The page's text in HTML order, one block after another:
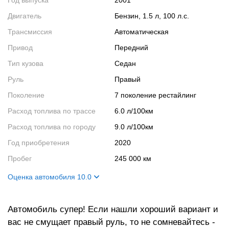
Двигатель
Бензин, 1.5 л, 100 л.с.
Трансмиссия
Автоматическая
Привод
Передний
Тип кузова
Седан
Руль
Правый
Поколение
7 поколение рестайлинг
Расход топлива по трассе
6.0 л/100км
Расход топлива по городу
9.0 л/100км
Год приобретения
2020
Пробег
245 000 км
Оценка автомобиля 10.0
Салон
10
Двигатель
10
Автомобиль супер! Если нашли хороший вариант и
вас не смущает правый руль, то не сомневайтесь -